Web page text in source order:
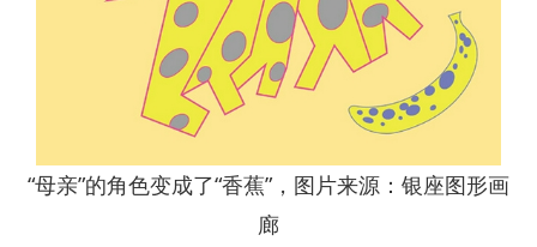
“母亲”的角色变成了“香蕉”，图片来源：银座图形画
廊